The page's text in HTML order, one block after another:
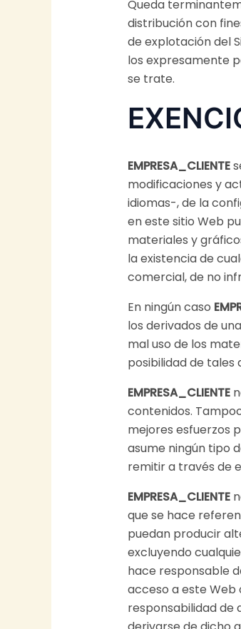
Queda
distribución con
de explotación del
los expresamente
se trate.
EMPRESA_CLIENTE
modificaciones y
idiomas-, de la
en este sitio Web
materiales y
la existencia de
comercial, de no
En ningún caso
los derivados de
mal uso de los
posibilidad de tales
EMPRESA_CLIENTE
contenidos.
mejores esfuerzos
asume ningún tipo
remitir a través de
EMPRESA_CLIENTE
que se hace
puedan producir
excluyendo
hace responsable
acceso a este Web
responsabilidad de